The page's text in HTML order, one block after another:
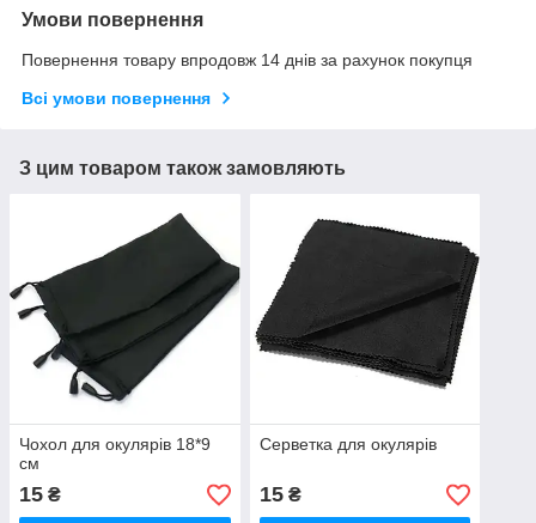
Умови повернення
Повернення товару впродовж 14 днів за рахунок покупця
Всі умови повернення
З цим товаром також замовляють
Чохол для окулярів 18*9
см
15 ₴
Серветка для окулярів
15₴